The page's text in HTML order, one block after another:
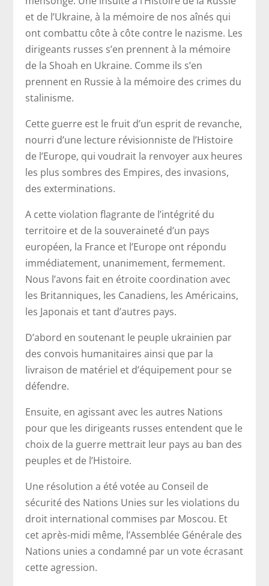
et de l’Ukraine, à la mémoire de nos aînés qui
ont combattu côte à côte contre le nazisme. Les
dirigeants russes s’en prennent à la mémoire
de la Shoah en Ukraine. Comme ils s’en
prennent en Russie à la mémoire des crimes du
stalinisme.
Cette guerre est le fruit d’un esprit de revanche,
nourri d’une lecture révisionniste de l’Histoire
de l’Europe, qui voudrait la renvoyer aux heures
les plus sombres des Empires, des invasions,
des exterminations.
A cette violation flagrante de l’intégrité du
territoire et de la souveraineté d’un pays
européen, la France et l’Europe ont répondu
immédiatement, unanimement, fermement.
Nous l’avons fait en étroite coordination avec
les Britanniques, les Canadiens, les Américains,
les Japonais et tant d’autres pays.
D’abord en soutenant le peuple ukrainien par
des convois humanitaires ainsi que par la
livraison de matériel et d’équipement pour se
défendre.
Ensuite, en agissant avec les autres Nations
pour que les dirigeants russes entendent que le
choix de la guerre mettrait leur pays au ban des
peuples et de l’Histoire.
Une résolution a été votée au Conseil de
sécurité des Nations Unies sur les violations du
droit international commises par Moscou. Et
cet après-midi même, l’Assemblée Générale des
Nations unies a condamné par un vote écrasant
cette agression.